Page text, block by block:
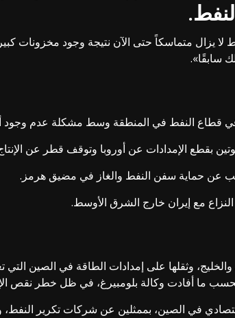
يزال متماسكاً حتى الآن نتيجة وجود مخزونات
سابقًا».
قطاع النفط في المنطقة وسط مشكلة عدم وجود
بقطع الإمدادات عن أوروبا وتوقف قطر عن
عن حماية سفن النفط والغاز في مضيق هرمز.
مع إيران خارج الشرق الأوسط.
وثقلها على إمدادات الطاقة في الصين التي
ما أفادت وكالة بلومبيرغ، في ظل خطر نقص
في الصين، بممثلين عن شركات تكرير